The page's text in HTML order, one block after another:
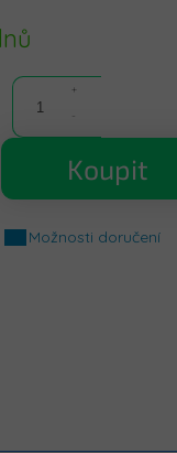
Koupit
Možnosti doručení